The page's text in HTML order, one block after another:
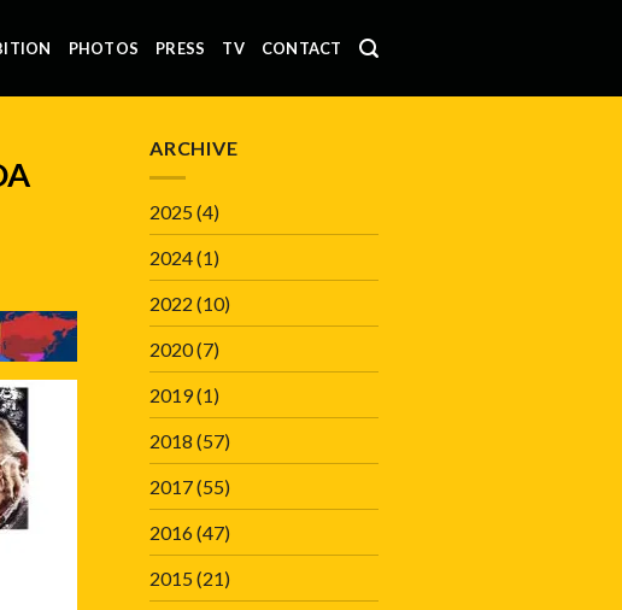
PHOTOS PRESS TV CONTACT
ARCHIVE
2025(4)
2024(1)
2022 (10)
2020(7)
2019(1)
2018 (57)
2017(55)
2016(47)
2015(21)